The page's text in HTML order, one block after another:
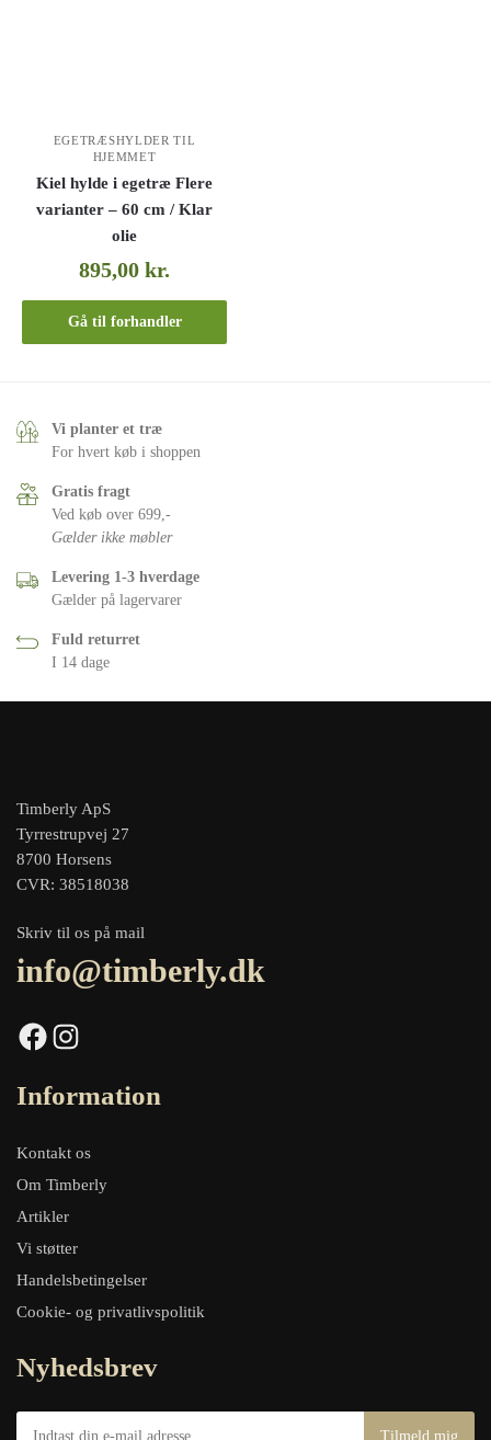
EGETRÆSHYLDER TIL
HJEMMET
Kiel hylde i egetræ Flere
varianter – 60 cm / Klar
olie
895,00kr.
Gå til forhandler
Vi planter et træ
For hvert køb i shoppen
Gratis fragt
Ved køb over 699,-
Gælder ikke møbler
Levering 1-3 hverdage
Gælder på lagervarer
Fuld returret
I 14 dage
Timberly ApS
Tyrrestrupvej 27
8700 Horsens
CVR: 38518038
Skriv til os på mail
info@timberly.dk
Facebook Instagram
Information
Kontakt os
Om Timberly
Artikler
Vi støtter
Handelsbetingelser
Cookie- og privatlivspolitik
Nyhedsbrev